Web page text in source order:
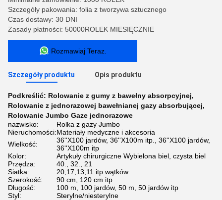
Szczegóły pakowania: folia z tworzywa sztucznego
Czas dostawy: 30 DNI
Zasady płatności: 50000ROLEK MIESIĘCZNIE
Rozmawiaj Teraz.
Szczegóły produktu Opis produktu
Podkreślić: Rolowanie z gumy z bawełny absorpcyjnej,
Rolowanie z jednorazowej bawełnianej gazy absorbującej,
Rolowanie Jumbo Gaze jednorazowe
nazwisko:
Rolka z gazy Jumbo
Nieruchomości:Materiały medyczne i akcesoria
Wielkość:
36''X100 jardów, 36''X100m itp., 36''X100 jardów,
36''X100m itp
Kolor:
Artykuły chirurgiczne Wybielona biel, czysta biel
Przędza:
40., 32., 21
Siatka:
20,17,13,11 itp wątków
Szerokość:
90 cm, 120 cm itp
Długość:
100 m, 100 jardów, 50 m, 50 jardów itp
Styl:
Sterylne/niesterylne